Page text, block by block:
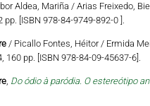
Aldea, Mariña / Arias Freixedo,
pp. [ISBN 978-84-9749-892-0 ].
/ Picallo Fontes, Héitor / Ermida
160 pp. [ISBN 978-84-09-45637-6].
, Do ódio à paródia. O estereótipo